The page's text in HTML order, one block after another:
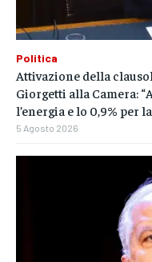
Politica
Attivazione della
Giorgetti alla Camera:
l’energia e lo 0,9% per
5 Agosto 2026